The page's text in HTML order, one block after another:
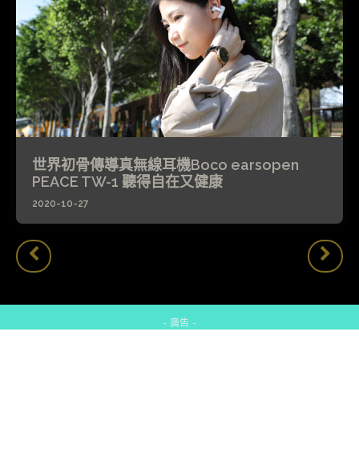
世界初骨傳導真無線耳機Boco earsopen
PEACE TW-1 聽得自在又健康
2020-10-27
- 廣告 -